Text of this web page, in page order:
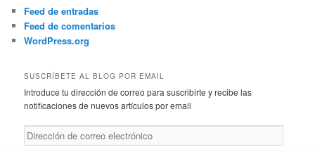
Feed de entradas
Feed de comentarios
WordPress.org
SUSCRÍBETE AL BLOG POR EMAIL
Introduce tu dirección de correo para suscribirte y recibe las
notificaciones de nuevos artículos por email
Dirección
de